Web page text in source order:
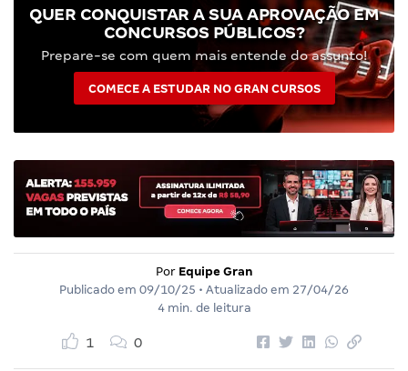
QUER CONQUISTAR A SUA APROVAÇÃO EM
CONCURSOS PÚBLICOS?
Prepare-se com quem mais entende do assunto!
COMECE A ESTUDAR NO GRAN CURSOS
Por Equipe Gran
Publicado em 09/10/25 • Atualizado em 27/04/26
4 min. de leitura
1 0